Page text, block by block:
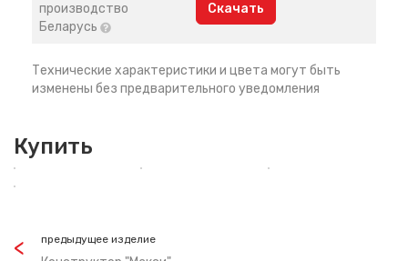
производство
Беларусь
Скачать
Технические характеристики и цвета могут быть
изменены без предварительного уведомления
Купить
предыдущее изделие